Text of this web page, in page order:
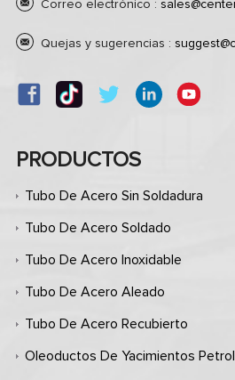
Correo electrónico :
Quejas y sugerencias :
PRODUCTOS
Tubo De Acero Sin Soldadura
Tubo De Acero Soldado
Tubo De Acero Inoxidable
Tubo De Acero Aleado
Tubo De Acero Recubierto
Oleoductos De Yacimientos